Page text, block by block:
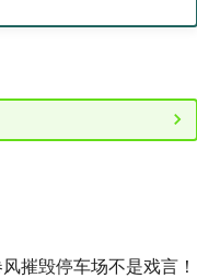
摧毁停车场不是戏言！